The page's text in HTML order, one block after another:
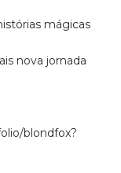
mágicas
nova jornada
blondfox?